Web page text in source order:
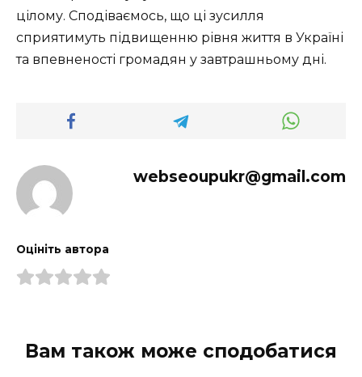
цілому. Сподіваємось, що ці зусилля
сприятимуть підвищенню рівня життя в Україні
та впевненості громадян у завтрашньому дні.
webseoupukr@gmail.com
Оцініть автора
Вам також може сподобатися